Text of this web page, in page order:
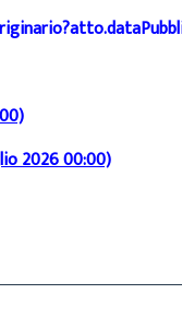
2026 00:00)